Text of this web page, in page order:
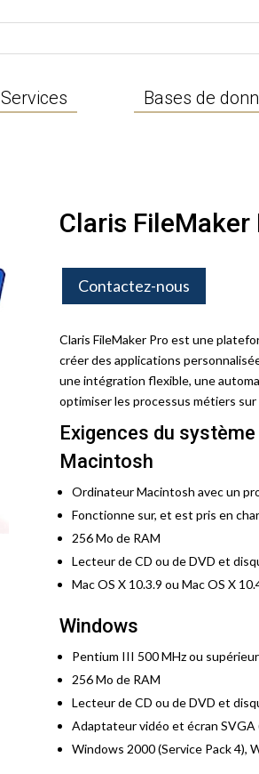
Services Bases de
Claris FileMaker
Contactez-nous
Claris FileMaker Pro est une
créer des applications
une intégration flexible, une
optimiser les processus métiers
Exigences du système
Macintosh
Ordinateur Macintosh avec un
Fonctionne sur, et est pris en
256 Mo de RAM
Lecteur de CD ou de DVD et
Mac OS X 10.3.9 ou Mac OS X
Windows
Pentium III 500 MHz ou supérieur
256 Mo de RAM
Lecteur de CD ou de DVD et
Adaptateur vidéo et écran
Windows 2000 (Service Pack 4),